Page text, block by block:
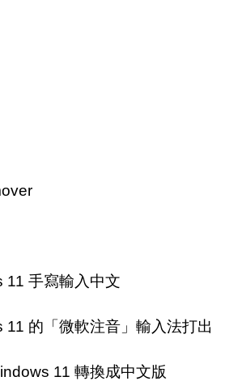
11 手寫輸入中文
11 的「微軟注音」輸入法打出
11 轉換成中文版